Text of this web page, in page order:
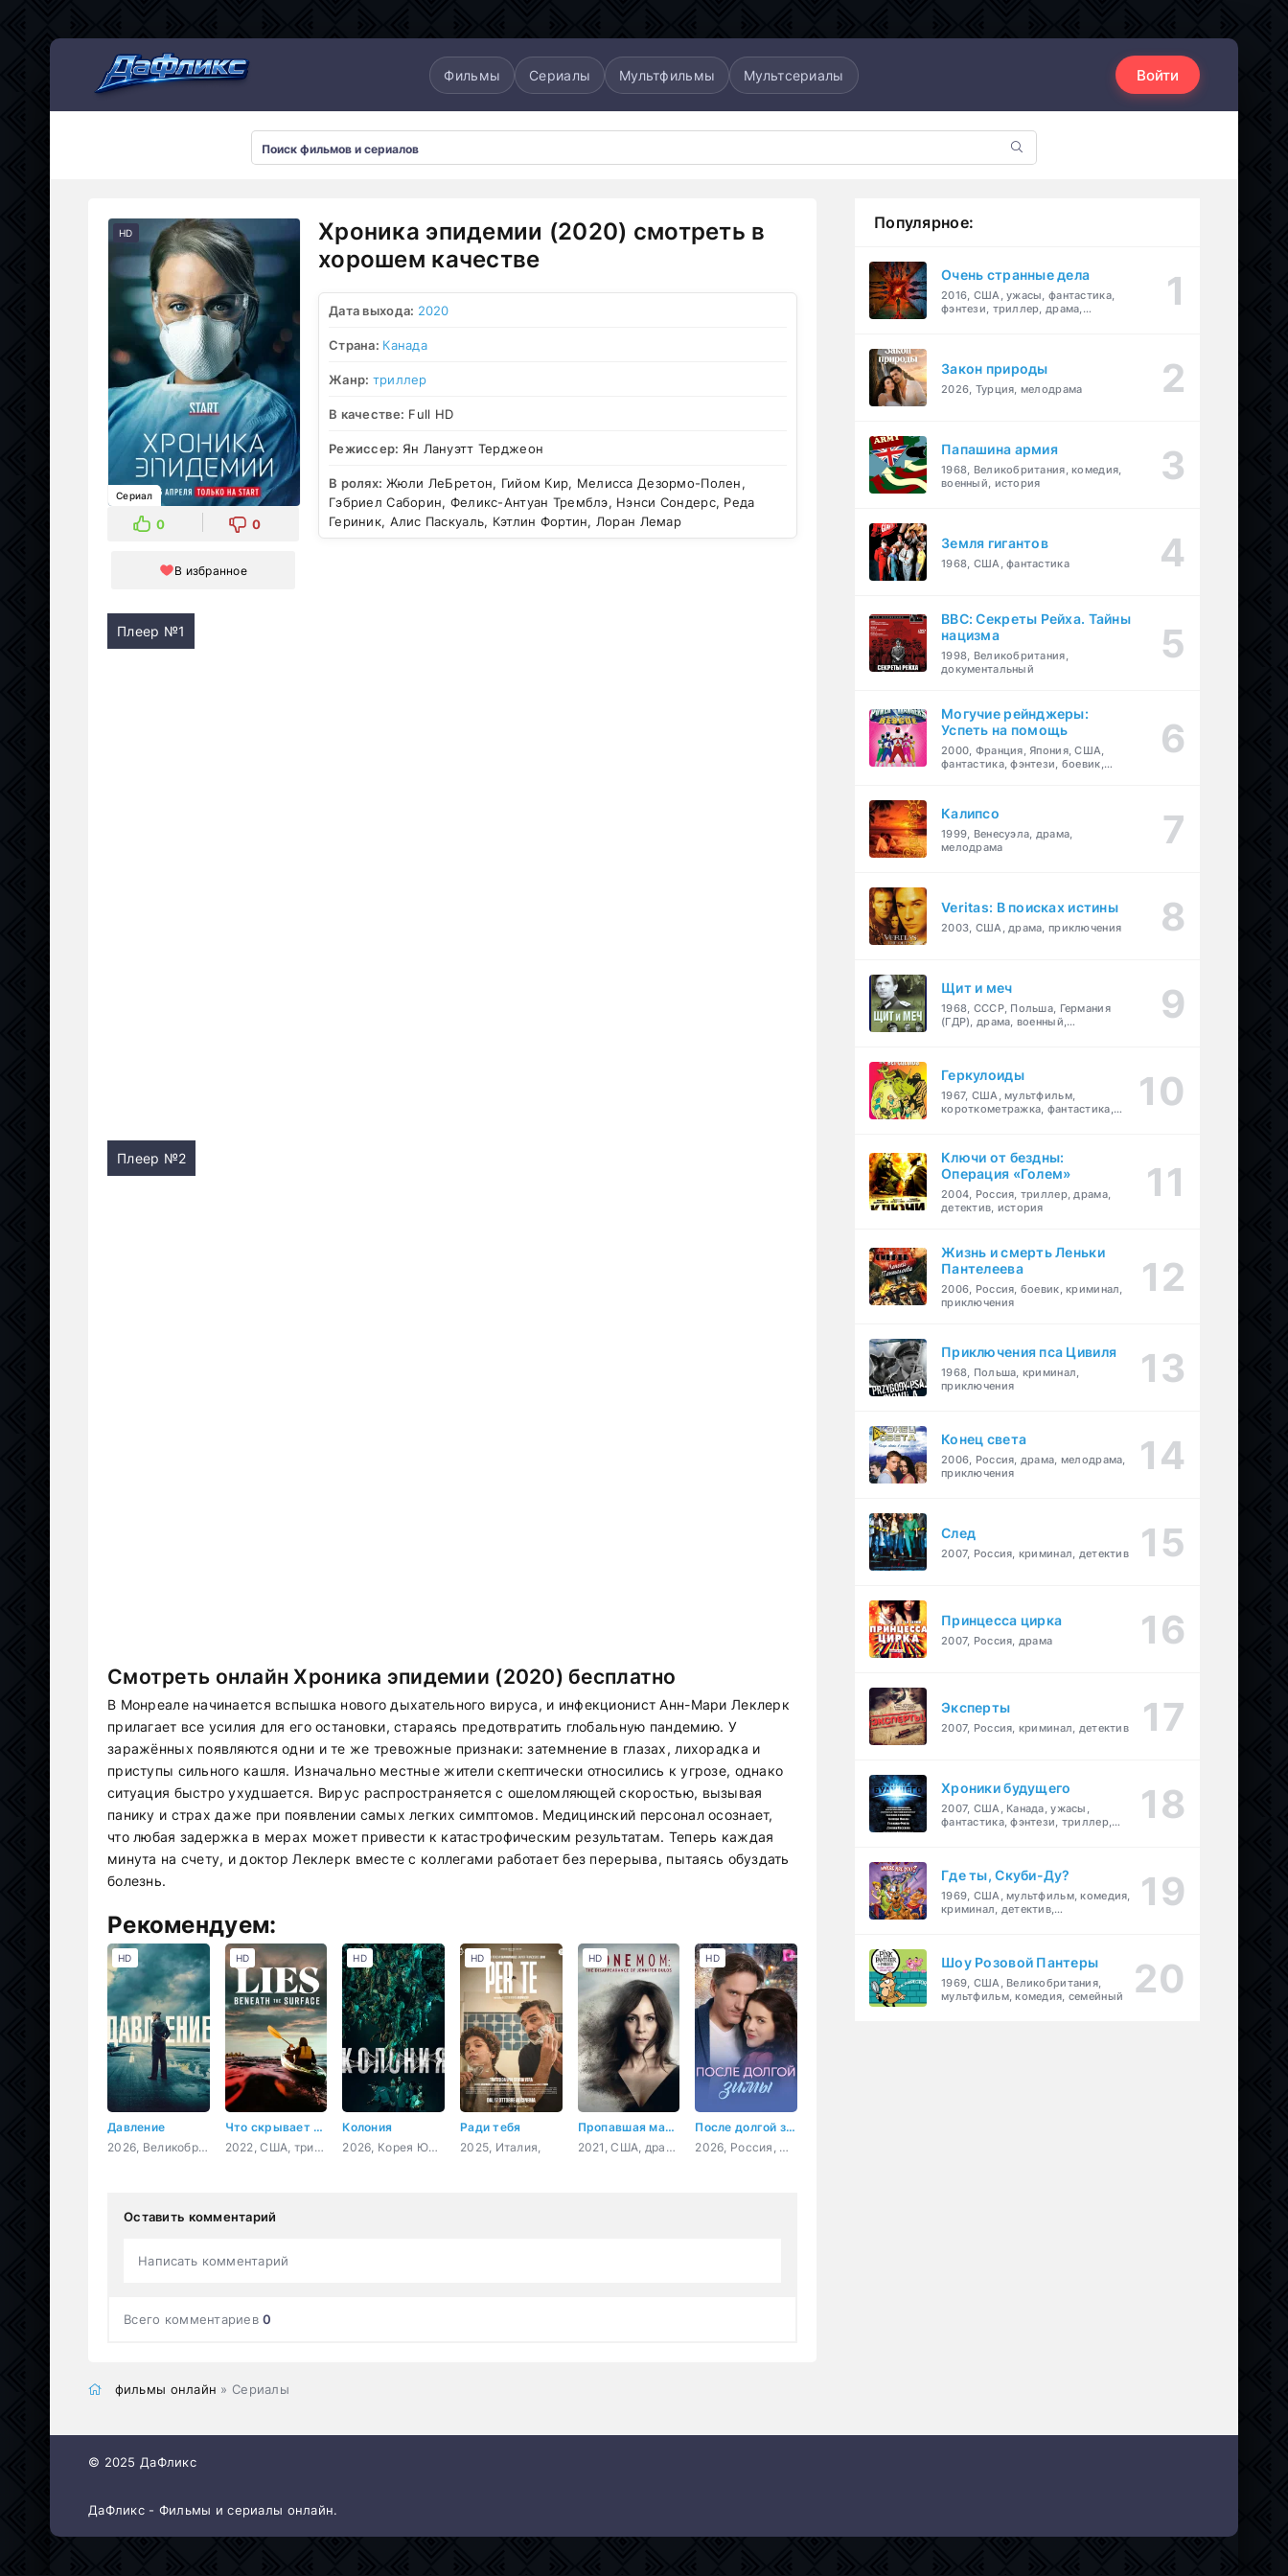
Фильмы Сериалы Мультфильмы Мультсериалы Войти
HD
Сериал
0 0
В избранное
Хроника эпидемии (2020) смотреть в
хорошем качестве
Дата выхода: 2020
Страна: Канада
Жанр: триллер
В качестве: Full HD
Режиссер: Ян Лануэтт Терджеон
В ролях: Жюли ЛеБретон, Гийом Кир, Мелисса Дезормо-Полен,
Гэбриел Саборин, Феликс-Антуан Тремблэ, Нэнси Сондерс, Реда
Гериник, Алис Паскуаль, Кэтлин Фортин, Лоран Лемар
Плеер №1
Плеер №2
Смотреть онлайн Хроника эпидемии (2020) бесплатно
В Монреале начинается вспышка нового дыхательного вируса, и инфекционист Анн-Мари Леклерк
прилагает все усилия для его остановки, стараясь предотвратить глобальную пандемию. У
заражённых появляются одни и те же тревожные признаки: затемнение в глазах, лихорадка и
приступы сильного кашля. Изначально местные жители скептически относились к угрозе, однако
ситуация быстро ухудшается. Вирус распространяется с ошеломляющей скоростью, вызывая
панику и страх даже при появлении самых легких симптомов. Медицинский персонал осознает,
что любая задержка в мерах может привести к катастрофическим результатам. Теперь каждая
минута на счету, и доктор Леклерк вместе с коллегами работает без перерыва, пытаясь обуздать
болезнь.
Рекомендуем:
Давление
2026, Великобритания, Франция, США, триллер, драма, военный, история
HD
Что скрывает ложь
2022, США, триллер, драма
HD
Колония
2026, Корея Южная, ужасы, боевик
HD
Ради тебя
2025, Италия,
HD
Пропавшая мать: Исчезновение Дженнифер Дулос
2021, США, драма, криминал
HD
После долгой зимы
2026, Россия, мелодрама
HD
Оставить комментарий
Написать комментарий
Всего комментариев0
фильмы онлайн » Сериалы
Популярное:
Очень странные дела
2016, США, ужасы, фантастика,
фэнтези, триллер, драма,
Закон природы
2026, Турция, мелодрама
Папашина армия
1968, Великобритания, комедия,
военный, история
Земля гигантов
1968, США, фантастика
BBC: Секреты Рейха. Тайны
нацизма
1998, Великобритания,
документальный
Могучие рейнджеры:
Успеть на помощь
2000, Франция, Япония, США,
фантастика, фэнтези, боевик,
Калипсо
1999, Венесуэла, драма,
мелодрама
Veritas: В поисках истины
2003, США, драма, приключения
Щит и меч
1968, СССР, Польша, Германия
(ГДР), драма, военный,
Геркулоиды
1967, США, мультфильм,
короткометражка, фантастика,
Ключи от бездны:
Операция «Голем»
2004, Россия, триллер, драма,
детектив, история
Жизнь и смерть Леньки
Пантелеева
2006, Россия, боевик, криминал,
приключения
Приключения пса Цивиля
1968, Польша, криминал,
приключения
Конец света
2006, Россия, драма, мелодрама,
приключения
След
2007, Россия, криминал, детектив
Принцесса цирка
2007, Россия, драма
Эксперты
2007, Россия, криминал, детектив
Хроники будущего
2007, США, Канада, ужасы,
фантастика, фэнтези, триллер,
Где ты, Скуби-Ду?
1969, США, мультфильм, комедия,
криминал, детектив,
Шоу Розовой Пантеры
1969, США, Великобритания,
мультфильм, комедия, семейный
© 2025 ДаФликс
ДаФликс - Фильмы и сериалы онлайн.
Мультсериалы